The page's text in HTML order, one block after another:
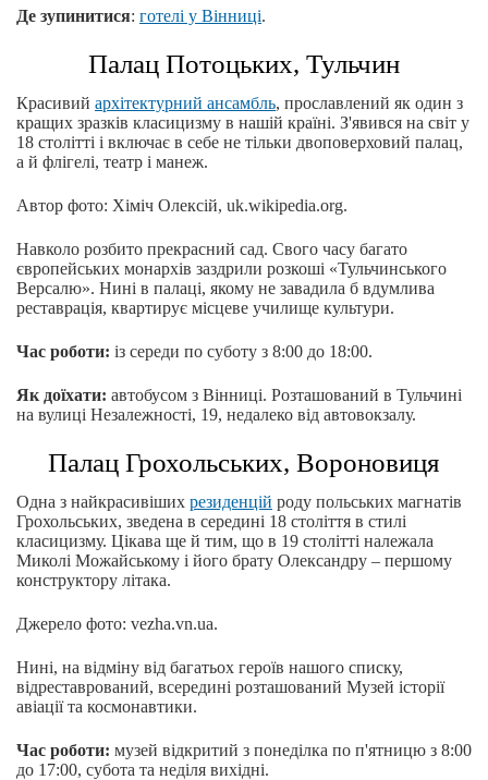
Де зупинитися: готелі у Вінниці.
Палац Потоцьких, Тульчин
Красивий архітектурний ансамбль, прославлений як один з
кращих зразків класицизму в нашій країні. З'явився на світ у
18 столітті і включає в себе не тільки двоповерховий палац,
а й флігелі, театр і манеж.
Автор фото: Хіміч Олексій, uk.wikipedia.org.
Навколо розбито прекрасний сад. Свого часу багато
європейських монархів заздрили розкоші «Тульчинського
Версалю». Нині в палаці, якому не завадила б вдумлива
реставрація, квартирує місцеве училище культури.
Час роботи: із середи по суботу з 8:00 до 18:00.
Як доїхати: автобусом з Вінниці. Розташований в Тульчині
на вулиці Незалежності, 19, недалеко від автовокзалу.
Палац Грохольських, Вороновиця
Одна з найкрасивіших резиденцій роду польських магнатів
Грохольських, зведена в середині 18 століття в стилі
класицизму. Цікава ще й тим, що в 19 столітті належала
Миколі Можайському і його брату Олександру – першому
конструктору літака.
Джерело фото: vezha.vn.ua.
Нині, на відміну від багатьох героїв нашого списку,
відреставрований, всередині розташований Музей історії
авіації та космонавтики.
Час роботи: музей відкритий з понеділка по п'ятницю з 8:00
до 17:00, субота та неділя вихідні.